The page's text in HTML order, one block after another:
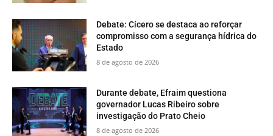
Debate: Cícero se destaca ao reforçar
compromisso com a segurança hídrica do
Estado
8 de agosto de 2026
Durante debate, Efraim questiona
governador Lucas Ribeiro sobre
investigação do Prato Cheio
8 de agosto de 2026